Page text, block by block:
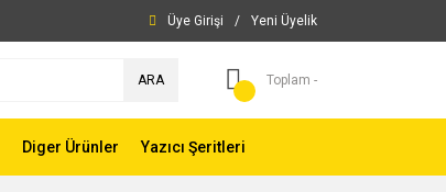
Üye Girişi / Yeni Üyelik
ARA Toplam -
Diger Ürünler Yazıcı Şeritleri